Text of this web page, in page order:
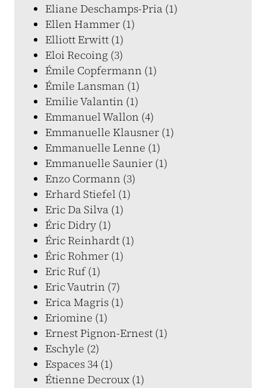
Eliane Deschamps-Pria (1)
Ellen Hammer (1)
Elliott Erwitt (1)
Eloi Recoing (3)
Émile Copfermann (1)
Émile Lansman (1)
Emilie Valantin (1)
Emmanuel Wallon (4)
Emmanuelle Klausner (1)
Emmanuelle Lenne (1)
Emmanuelle Saunier (1)
Enzo Cormann (3)
Erhard Stiefel (1)
Eric Da Silva (1)
Éric Didry (1)
Éric Reinhardt (1)
Éric Rohmer (1)
Eric Ruf (1)
Eric Vautrin (7)
Erica Magris (1)
Eriomine (1)
Ernest Pignon-Ernest (1)
Eschyle (2)
Espaces 34 (1)
Étienne Decroux (1)